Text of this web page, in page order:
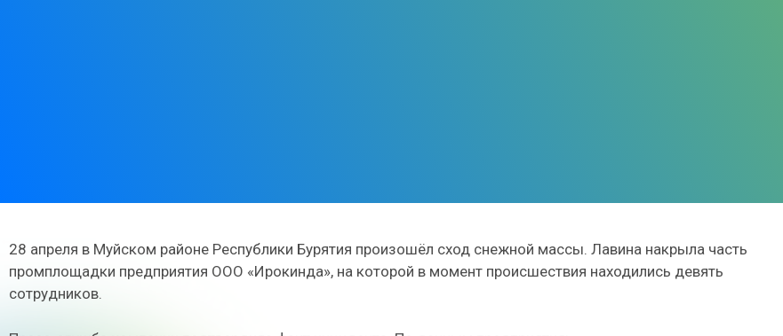
28 апреля в Муйском районе Республики Бурятия произошёл сход снежной массы. Лавина накрыла часть
промплощадки предприятия ООО «Ирокинда», на которой в момент происшествия находились девять
сотрудников.